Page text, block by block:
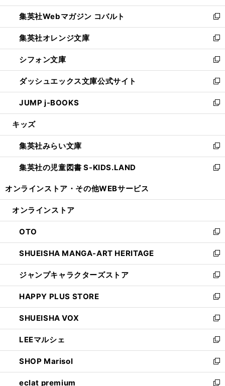
開
く
ウ
で
開
く
ン
ド
ウ
で
開
く
ウ
ィ
ン
ド
ウ
で
開
く
集英社Webマガジン コバルト
新
し
い
ウ
ィ
ン
ド
ウ
で
開
集英社オレンジ文庫
新
し
い
ウ
ィ
ン
ド
ウ
開
く
シフォン文庫
新
し
い
ウ
ィ
ン
ウ
で
開
く
ダッシュエックス文庫公式サイト
新
し
い
ウ
ン
ド
ウ
で
JUMP j-BOOKS
新
し
ウ
ィ
ン
ド
開
キッズ
集英社みらい文庫
新
し
い
ン
ウ
で
開
く
集英社の児童図書 S-KIDS.LAND
新
ウ
ン
ド
ウ
で
開
く
オンラインストア・ その他WEBサービス
オンラインストア
OTO
新
し
い
ウ
ィ
ン
ド
ウ
で
開
く
SHUEISHA MANGA-ART HERITAGE
新
し
い
ウ
ィ
ン
ド
ウ
で
開
く
ジャンプキャラクターズストア
新
し
い
ウ
ィ
ン
ド
ウ
で
開
く
HAPPY PLUS STORE
新
し
い
ウ
ィ
ン
ド
ウ
で
SHUEISHA VOX
新
し
い
ウ
ィ
ン
ド
LEEマルシェ
新
し
い
ウ
ィ
SHOP Marisol
新
し
eclat premium